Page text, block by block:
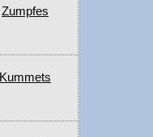
Zumpfes
Kummets